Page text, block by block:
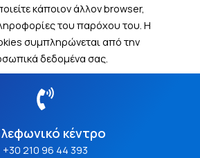
κάποιον άλλον browser,
του παρόχου του. Η
συμπληρώνεται από την
δεδομένα σας.
κέντρο
+30 210 96 44 393